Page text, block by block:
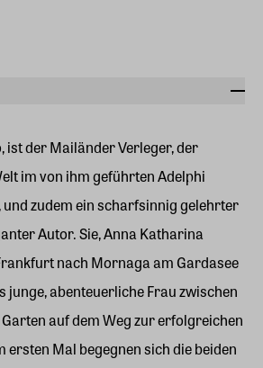
ist der Mailänder Verleger, der
im von ihm geführten Adelphi
zudem ein scharfsinnig gelehrter
Autor. Sie, Anna Katharina
nach Mornaga am Gardasee
junge, abenteuerliche Frau zwischen
auf dem Weg zur erfolgreichen
Mal begegnen sich die beiden